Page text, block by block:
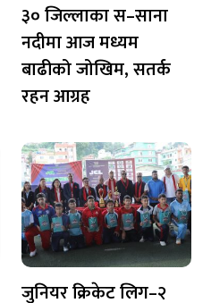
३० जिल्लाका स–साना
नदीमा आज मध्यम
बाढीको जोखिम, सतर्क
रहन आग्रह
जुनियर क्रिकेट लिग–२